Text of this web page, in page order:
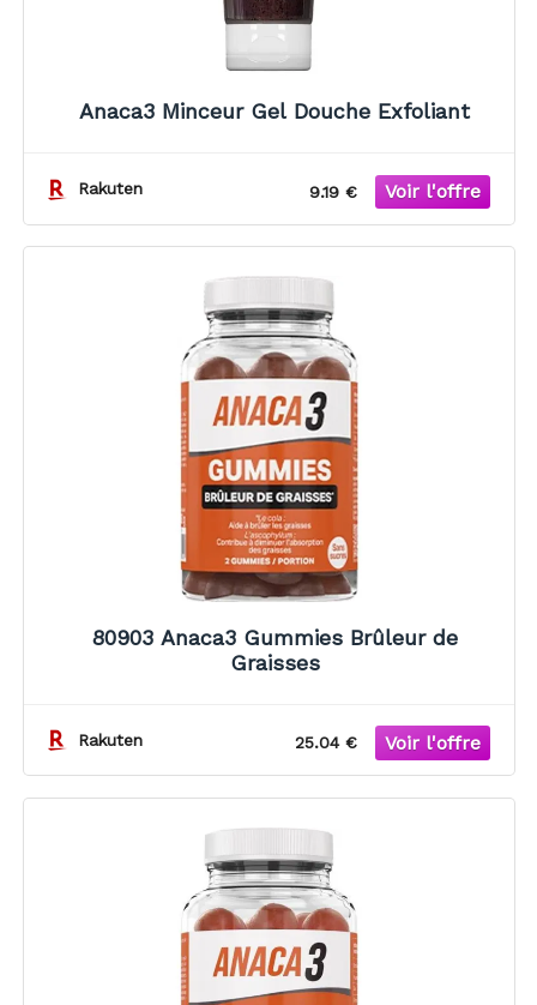
Anaca3 Minceur Gel Douche Exfoliant
Rakuten 9.19 €
80903 Anaca3 Gummies Brûleur de
Graisses
Rakuten 25.04 €